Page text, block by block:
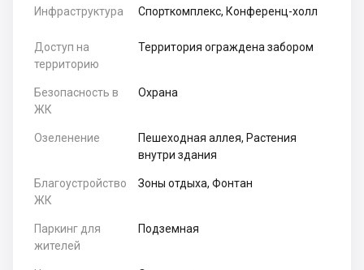
Инфраструктура Спорткомплекс, Конференц-холл
Доступ на
территорию
Территория ограждена забором
Безопасность в
ЖК
Охрана
Озеленение
Пешеходная аллея, Растения
внутри здания
Благоустройство
ЖК
Зоны отдыха, Фонтан
Паркинг для
жителей
Подземная